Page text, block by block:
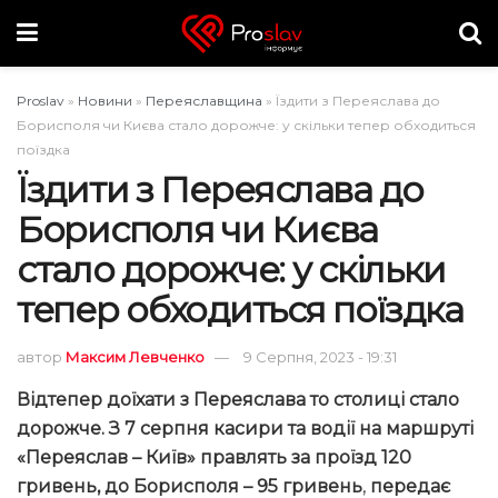
Proslav » Новини » Переяславщина » Їздити з Переяслава до
Борисполя чи Києва стало дорожче: у скільки тепер обходиться
поїздка
Їздити з Переяслава до
Борисполя чи Києва
стало дорожче: у скільки
тепер обходиться поїздка
автор Максим Левченко 9 Серпня, 2023 - 19:31
Відтепер доїхати з Переяслава то столиці стало
дорожче. З 7 серпня касири та водії на маршруті
«Переяслав – Київ» правлять за проїзд 120
гривень, до Борисполя – 95 гривень, передає